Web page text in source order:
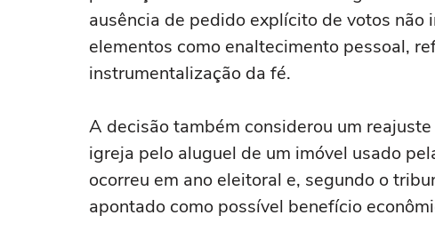
ausência de pedido explícito de votos
elementos como enaltecimento pessoal,
instrumentalização da fé.
A decisão também considerou um
igreja pelo aluguel de um imóvel usado
ocorreu em ano eleitoral e, segundo o
apontado como possível benefício